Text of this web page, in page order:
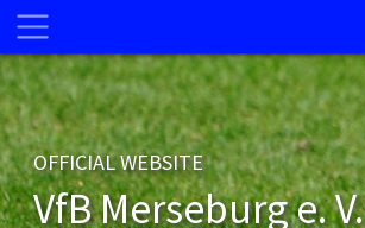
OFFICIAL WEBSITE
VfB Merseburg e. V.